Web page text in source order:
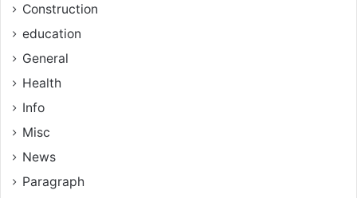
Construction
education
General
Health
Info
Misc
News
Paragraph